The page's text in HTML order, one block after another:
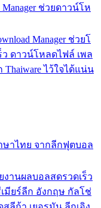
ช่วยดาวน์โห
Manager ช่วยโ
ว ดาวน์โหลดไฟล์ เพล
ไว้ใจได้แน่น
ษาไทย จากลีกฟุตบอล
งานผลบอลสดรวดเร็ว
มียร์ลีก อังกฤษ กัลโช่